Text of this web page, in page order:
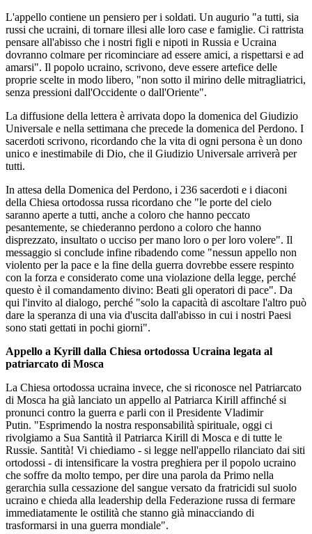
L'appello contiene un pensiero per i soldati. Un augurio "a tutti, sia
russi che ucraini, di tornare illesi alle loro case e famiglie. Ci rattrista
pensare all'abisso che i nostri figli e nipoti in Russia e Ucraina
dovranno colmare per ricominciare ad essere amici, a rispettarsi e ad
amarsi". Il popolo ucraino, scrivono, deve essere artefice delle
proprie scelte in modo libero, "non sotto il mirino delle mitragliatrici,
senza pressioni dall'Occidente o dall'Oriente".
La diffusione della lettera è arrivata dopo la domenica del Giudizio
Universale e nella settimana che precede la domenica del Perdono. I
sacerdoti scrivono, ricordando che la vita di ogni persona è un dono
unico e inestimabile di Dio, che il Giudizio Universale arriverà per
tutti.
In attesa della Domenica del Perdono, i 236 sacerdoti e i diaconi
della Chiesa ortodossa russa ricordano che "le porte del cielo
saranno aperte a tutti, anche a coloro che hanno peccato
pesantemente, se chiederanno perdono a coloro che hanno
disprezzato, insultato o ucciso per mano loro o per loro volere". Il
messaggio si conclude infine ribadendo come "nessun appello non
violento per la pace e la fine della guerra dovrebbe essere respinto
con la forza e considerato come una violazione della legge, perché
questo è il comandamento divino: Beati gli operatori di pace". Da
qui l'invito al dialogo, perché "solo la capacità di ascoltare l'altro può
dare la speranza di una via d'uscita dall'abisso in cui i nostri Paesi
sono stati gettati in pochi giorni".
Appello a Kyrill dalla Chiesa ortodossa Ucraina legata al
patriarcato di Mosca
La Chiesa ortodossa ucraina invece, che si riconosce nel Patriarcato
di Mosca ha già lanciato un appello al Patriarca Kirill affinché si
pronunci contro la guerra e parli con il Presidente Vladimir
Putin. "Esprimendo la nostra responsabilità spirituale, oggi ci
rivolgiamo a Sua Santità il Patriarca Kirill di Mosca e di tutte le
Russie. Santità! Vi chiediamo - si legge nell'appello rilanciato dai siti
ortodossi - di intensificare la vostra preghiera per il popolo ucraino
che soffre da molto tempo, per dire una parola da Primo nella
gerarchia sulla cessazione del sangue versato da fratricidi sul suolo
ucraino e chieda alla leadership della Federazione russa di fermare
immediatamente le ostilità che stanno già minacciando di
trasformarsi in una guerra mondiale".